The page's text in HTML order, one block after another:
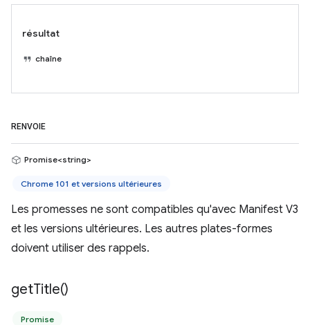
résultat
chaîne
RENVOIE
Promise<string>
Chrome 101 et versions ultérieures
Les promesses ne sont compatibles qu'avec Manifest V3
et les versions ultérieures. Les autres plates-formes
doivent utiliser des rappels.
getTitle()
Promise